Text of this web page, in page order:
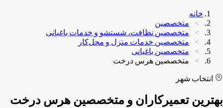
خانه
متخصصین
متخصصین نظافت، شستشو و خدمات باغبانی
متخصصین خدمات منزل و محل‌کار
متخصصین باغبانی
متخصصین هرس درخت
انتخاب شهر
بهترین تعمیرکاران و متخصصین هرس درخت